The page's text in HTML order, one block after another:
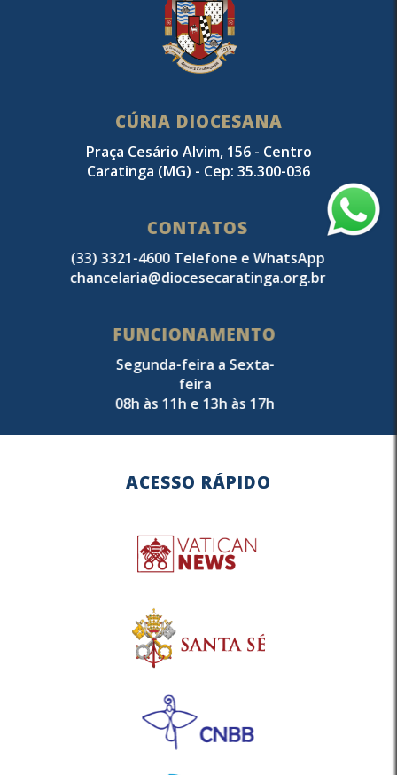
CÚRIA DIOCESANA
Praça Cesário Alvim, 156 - Centro
Caratinga (MG) - Cep: 35.300-036
CONTATOS
(33) 3321-4600 Telefone e WhatsApp
chancelaria@diocesecaratinga.org.br
FUNCIONAMENTO
Segunda-feira a Sexta-
feira
08h às 11h e 13h às 17h
ACESSO RÁPIDO